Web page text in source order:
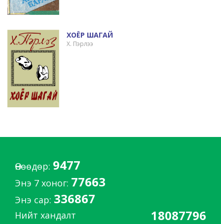
ХОЁР ШАГАЙ
Х. Пэрлээ
Өнөөдөр: 9477
Энэ 7 хоног: 77663
Энэ сар: 336867
Нийт хандалт 18087796